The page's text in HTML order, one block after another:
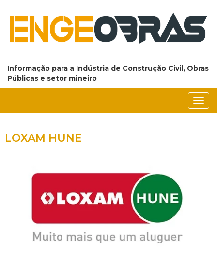
Informação para a Indústria de Construção Civil, Obras
Públicas e setor mineiro
LOXAM HUNE